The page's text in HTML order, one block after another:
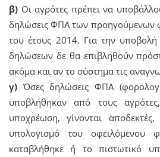
β) Οι αγρότες πρέπει να
δηλώσεις ΦΠΑ των προηγούμενων
του έτους 2014. Για την
δηλώσεων δε θα επιβληθούν
ακόμα και αν το σύστημα τις
γ) Όσες δηλώσεις ΦΠΑ
υποβλήθηκαν από τους
υποχρέωση, γίνονται
υπολογισμό του
καταβλήθηκε ή το πιστωτικό